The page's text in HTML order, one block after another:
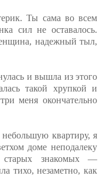
Ты сама во всем
сил не оставалось.
надежный тыл,
и вышла из этого
такой хрупкой и
меня окончательно
квартиру, я
доме неподалеку
старых знакомых —
тихо, незаметно, как